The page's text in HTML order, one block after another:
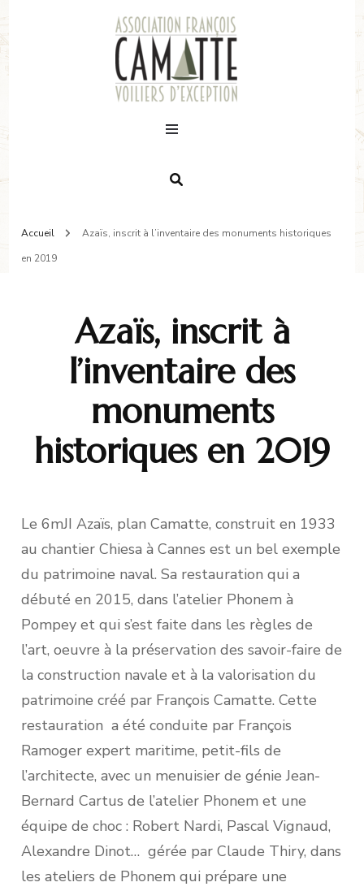
Accueil
Azaïs, inscrit à l’inventaire des monuments historiques
en 2019
Azaïs, inscrit à
l’inventaire des
monuments
historiques en 2019
Le 6mJI Azaïs, plan Camatte, construit en 1933
au chantier Chiesa à Cannes est un bel exemple
du patrimoine naval. Sa restauration qui a
débuté en 2015, dans l’atelier Phonem à
Pompey et qui s’est faite dans les règles de
l’art, oeuvre à la préservation des savoir-faire de
la construction navale et à la valorisation du
patrimoine créé par François Camatte. Cette
restauration a été conduite par François
Ramoger expert maritime, petit-fils de
l’architecte, avec un menuisier de génie Jean-
Bernard Cartus de l’atelier Phonem et une
équipe de choc : Robert Nardi, Pascal Vignaud,
Alexandre Dinot… gérée par Claude Thiry, dans
les ateliers de Phonem qui prépare une